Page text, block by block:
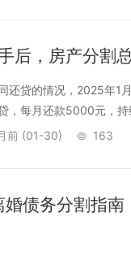
后，房产分割
还贷的情况，2025年1
，每月还款5000元，
前 (01-30) 163
债务分割指南